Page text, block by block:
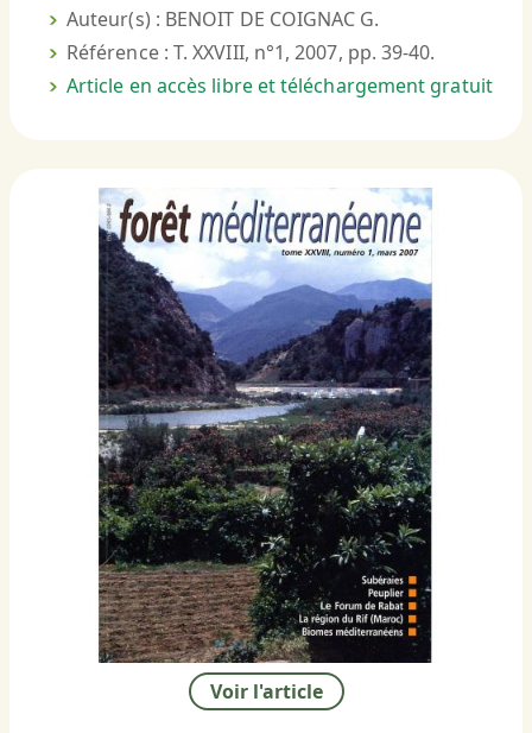
Auteur(s) : BENOIT DE COIGNAC G.
Référence : T. XXVIII, n°1, 2007, pp. 39-40.
Article en accès libre et téléchargement gratuit
Voir l'article